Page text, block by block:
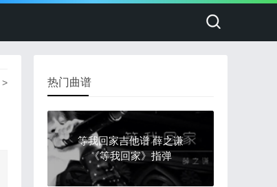
> 热门曲谱
等我回家吉他谱 薛之谦
《等我回家》指弹